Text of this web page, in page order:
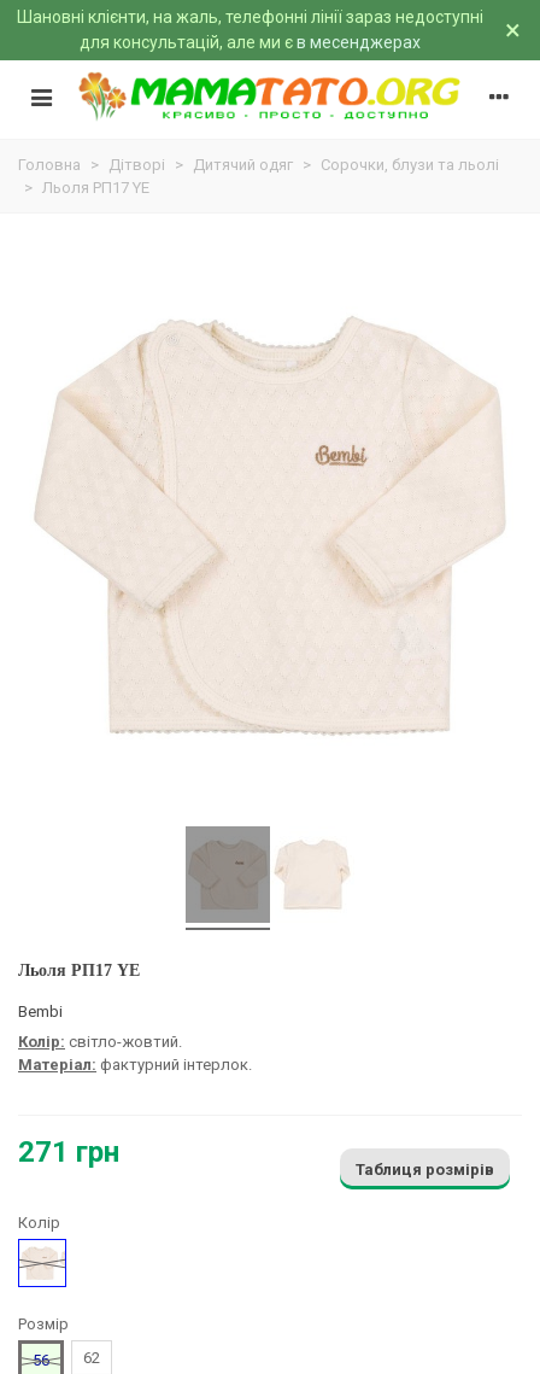
Шановні клієнти, на жаль, телефонні лінії зараз недоступні
для консультацій, але ми єв месенджерах ×
Головна > Дітворі > Дитячий одяг > Сорочки, блузи та льолі
> Льоля РП17 YE
Льоля РП17 YE
Bembi
Колір: світло-жовтий.
Матеріал: фактурний інтерлок.
271 грн
Таблиця розмірів
Колір
Жовтий
Розмір
56
62